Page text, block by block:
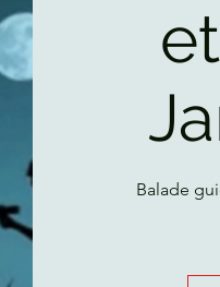
Balade